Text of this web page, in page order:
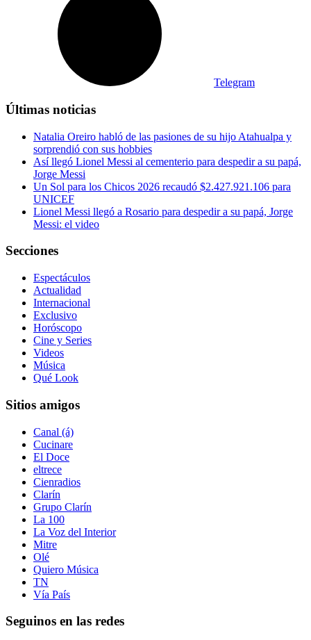
Telegram
Últimas noticias
Natalia Oreiro habló de las pasiones de su hijo Atahualpa y
sorprendió con sus hobbies
Así llegó Lionel Messi al cementerio para despedir a su papá,
Jorge Messi
Un Sol para los Chicos 2026 recaudó $2.427.921.106 para
UNICEF
Lionel Messi llegó a Rosario para despedir a su papá, Jorge
Messi: el video
Secciones
Espectáculos
Actualidad
Internacional
Exclusivo
Horóscopo
Cine y Series
Videos
Música
Qué Look
Sitios amigos
Canal (á)
Cucinare
El Doce
eltrece
Cienradios
Clarín
Grupo Clarín
La 100
La Voz del Interior
Mitre
Olé
Quiero Música
TN
Vía País
Seguinos en las redes